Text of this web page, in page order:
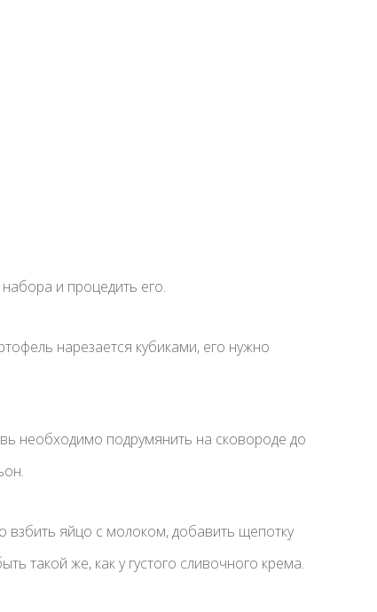
и процедить его.
нарезается кубиками, его нужно
необходимо подрумянить на сковороде до
взбить яйцо с молоком, добавить щепотку
такой же, как у густого сливочного крема.